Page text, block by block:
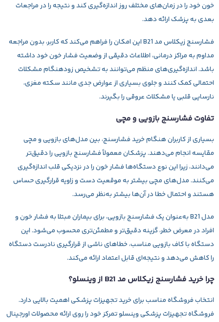
خون خود را در زمان‌های مختلف روز اندازه‌گیری کند و نتیجه را در مراجعات
بعدی به پزشک ارائه دهد.
فشارسنج زیکلاس مد B21 این امکان را فراهم می‌کند که کاربر، بدون مراجعه
مداوم به مراکز درمانی، اطلاعات دقیقی از وضعیت فشار خون خود داشته
باشد. اندازه‌گیری‌های منظم می‌توانند به تشخیص زودهنگام مشکلات
احتمالی کمک کنند و جلوی بسیاری از عوارض جدی مانند سکته مغزی،
نارسایی قلبی یا مشکلات عروقی را بگیرند.
تفاوت فشارسنج بازویی و مچی
بسیاری از کاربران هنگام خرید فشارسنج، بین مدل‌های بازویی و مچی
مقایسه انجام می‌دهند. پزشکان معمولاًفشارسنج بازوییرا دقیق‌تر
می‌دانند، زیرا این نوع دستگاه‌ها فشار خون را در نزدیکی قلب اندازه‌گیری
می‌کنند. مدل‌های مچی بیشتر به موقعیت دست و زاویه قرارگیری حساس
هستند و احتمال خطا در آن‌ها بیشتر به‌نظر می‌رسد.
مدل B21 به‌عنوان یک فشارسنج بازویی، برای بیماران مبتلا به فشار خون و
افراد در معرض خطر، گزینه دقیق‌تر و مطمئن‌تری محسوب می‌شود. این
دستگاه با کاف بازویی مناسب، خطاهای ناشی از قرارگیری نادرست دستگاه
را کاهش می‌دهد و نتیجه‌ای قابل اعتماد ارائه می‌کند.
چرا خرید فشارسنج زیکلاس مد B21 از وینسلو؟
انتخاب فروشگاه مناسب برای خرید تجهیزات پزشکی اهمیت بالایی دارد.
فروشگاه تجهیزات پزشکیوینسلوتمرکز خود را روی ارائه محصولات اورجینال